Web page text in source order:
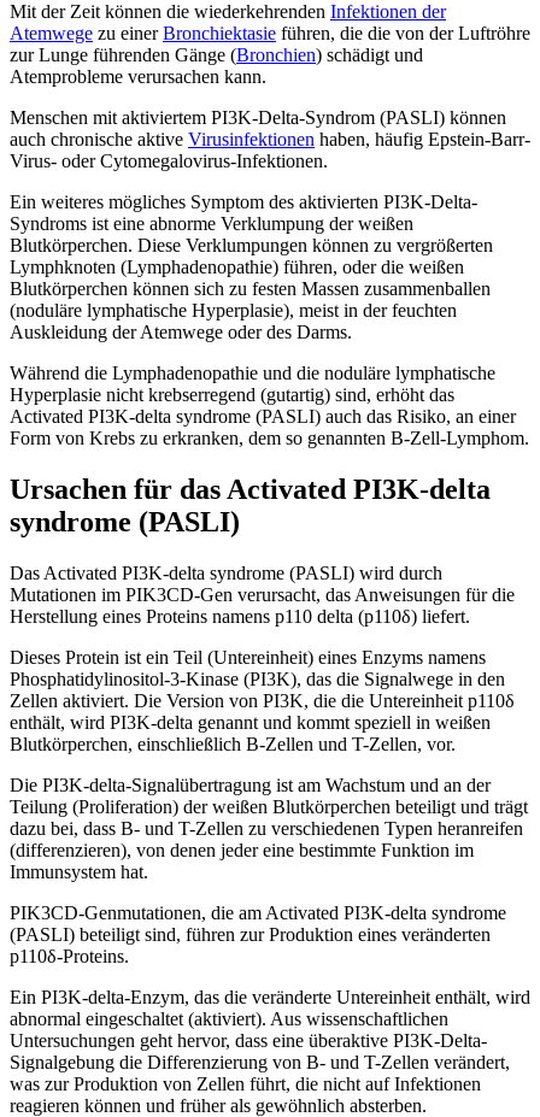
Mit der Zeit können die wiederkehrenden Infektionen der
Atemwege zu einerBronchiektasie führen, die die von der Luftröhre
zur Lunge führenden Gänge (Bronchien) schädigt und
Atemprobleme verursachen kann.
Menschen mit aktiviertem PI3K-Delta-Syndrom (PASLI) können
auch chronische aktive Virusinfektionen haben, häufig Epstein-Barr-
Virus- oder Cytomegalovirus-Infektionen.
Ein weiteres mögliches Symptom des aktivierten PI3K-Delta-
Syndroms ist eine abnorme Verklumpung der weißen
Blutkörperchen. Diese Verklumpungen können zu vergrößerten
Lymphknoten (Lymphadenopathie) führen, oder die weißen
Blutkörperchen können sich zu festen Massen zusammenballen
(noduläre lymphatische Hyperplasie), meist in der feuchten
Auskleidung der Atemwege oder des Darms.
Während die Lymphadenopathie und die noduläre lymphatische
Hyperplasie nicht krebserregend (gutartig) sind, erhöht das
Activated PI3K-delta syndrome (PASLI) auch das Risiko, an einer
Form von Krebs zu erkranken, dem so genannten B-Zell-Lymphom.
Ursachen für das Activated PI3K-delta
syndrome (PASLI)
Das Activated PI3K-delta syndrome (PASLI) wird durch
Mutationen im PIK3CD-Gen verursacht, das Anweisungen für die
Herstellung eines Proteins namens p110 delta (p110δ) liefert.
Dieses Protein ist ein Teil (Untereinheit) eines Enzyms namens
Phosphatidylinositol-3-Kinase (PI3K), das die Signalwege in den
Zellen aktiviert. Die Version von PI3K, die die Untereinheit p110δ
enthält, wird PI3K-delta genannt und kommt speziell in weißen
Blutkörperchen, einschließlich B-Zellen und T-Zellen, vor.
Die PI3K-delta-Signalübertragung ist am Wachstum und an der
Teilung (Proliferation) der weißen Blutkörperchen beteiligt und trägt
dazu bei, dass B- und T-Zellen zu verschiedenen Typen heranreifen
(differenzieren), von denen jeder eine bestimmte Funktion im
Immunsystem hat.
PIK3CD-Genmutationen, die am Activated PI3K-delta syndrome
(PASLI) beteiligt sind, führen zur Produktion eines veränderten
p110δ-Proteins.
Ein PI3K-delta-Enzym, das die veränderte Untereinheit enthält, wird
abnormal eingeschaltet (aktiviert). Aus wissenschaftlichen
Untersuchungen geht hervor, dass eine überaktive PI3K-Delta-
Signalgebung die Differenzierung von B- und T-Zellen verändert,
was zur Produktion von Zellen führt, die nicht auf Infektionen
reagieren können und früher als gewöhnlich absterben.